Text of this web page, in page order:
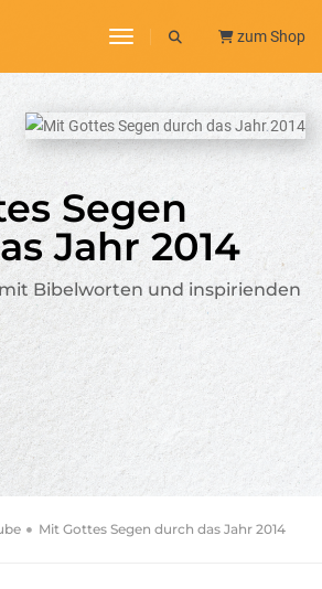
toggle navigation
zum Shop
Segen
Jahr 2014
Bibelworten und inspirienden
Mit Gottes Segen durch das Jahr 2014